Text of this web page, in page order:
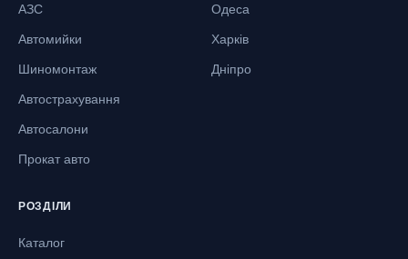
АЗС
Автомийки
Шиномонтаж
Автострахування
Автосалони
Прокат авто
Одеса
Харків
Дніпро
РОЗДІЛИ
Каталог